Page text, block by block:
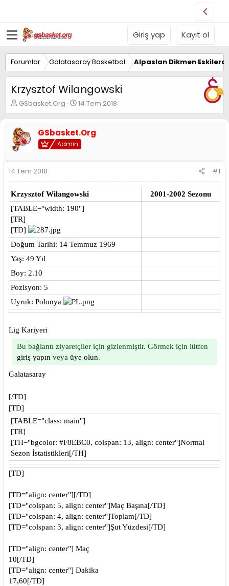
Giriş yap Kayıt ol
Forumlar Galatasaray Basketbol Alpaslan Dikmen
Krzysztof Wilangowski
K
o
u
y
u
B
a
ş
l
a
t
a
n
GSbasket.Org
B
a
l
a
n
g
t
a
r
i
14 Tem 2018
GSbasket.Org
Admin
14 Tem 2018 #1
Krzysztof Wilangowski
2001-2002 Sezonu
[TABLE="width: 190"]
[TR]
[TD]
Doğum Tarihi: 14 Temmuz 1969
Yaş: 49 Yıl
Boy: 2.10
Pozisyon: 5
Uyruk: Polonya
Lig Kariyeri
Bu bağlantı ziyaretçiler için gizlenmiştir. Görmek için lütfen
giriş yapın veya üye olun.
Galatasaray
[/TD]
[TD]
[TABLE="class: main"]
[TR]
[TH="bgcolor: #F8EBC0, colspan: 13, align: center"]Normal
Sezon İstatistikleri[/TH]
[TD]
[TD="align: center"][/TD]
[TD="colspan: 5, align: center"]Maç Başına[/TD]
[TD="colspan: 4, align: center"]Toplam[/TD]
[TD="colspan: 3, align: center"]Şut Yüzdesi[/TD]
[TD="align: center"] Maç
10[/TD]
[TD="align: center"] Dakika
17,60[/TD]